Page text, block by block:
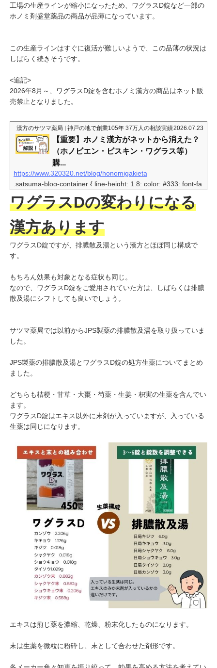
工場の生産ラインが縮小になったため、ワグラスD錠など一部の
ホノミ剤盛堂薬品の商品が品薄になっています。
この生産ラインはすぐに復活が難しいようで、この品薄の状況は
しばらく続きそうです。
<追記>
2026年8月～、ワグラスD錠を含むホノミ漢方の商品はネット販
売禁止となりました。
漢方のサツマ薬局 | 神戸の地で創業105年 37万人の相談実績2026.07.23
【重要】ホノミ漢方がネットから消えた？
（ホノビエン・ビスキン・ワグラス等）
購...
https://www.320320.net/blog/honomigakieta
.satsuma-blog-container { line-height: 1.8; color: #333; font-fa
mily: "Helvetica Neue", Arial, "Hiragino Kaku Gothic ProN", "Hi
ragino Sans", Meiryo, sans-serif; } .satsuma-blog-container h
2 { color: #d32f2f; /* サツマ薬局様のイメージに近い赤色 */ bor
der-left: 5px solid #d32f2f; padding: 0.5em 0.8em; backgroun
d: #fdf2f2; margin-top: 2em; } .satsuma-blog-container h3 { b
ワグラスDの変わりになる
漢方あります
ワグラスD錠ですが、排膿散及湯という漢方とほぼ同じ構成で
す。
もちろん効果も対象となる症状も同じ。
なので、ワグラスD錠をご愛用されていた方は、しばらくは排膿
散及湯にシフトしても良いでしょう。
サツマ薬局では以前からJPS製薬の排膿散及湯を取り扱っていま
した。
JPS製薬の排膿散及湯とワグラスD錠の処方生薬についてまとめ
ました。
どちらも桔梗・甘草・大棗・芍薬・生姜・枳実の生薬を含んでい
ます。
ワグラスD錠はエキス以外に末剤が入っていますが、入っている
生薬は同じになります。
エキスは煎じ薬を濃縮、乾燥、粉末化したものになります。
末は生薬を微粒に粉砕し、末として合わせた剤形です。